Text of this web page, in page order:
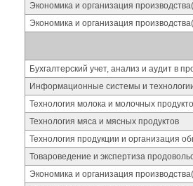
Экономика и организация
Экономика и организация
Бухгалтерский учет, анализ и аудит в
Информационные системы и
Технология молока и молочных
Технология мяса и мясных продуктов
Технология продукции и организация
Товароведение и экспертиза
Экономика и организация